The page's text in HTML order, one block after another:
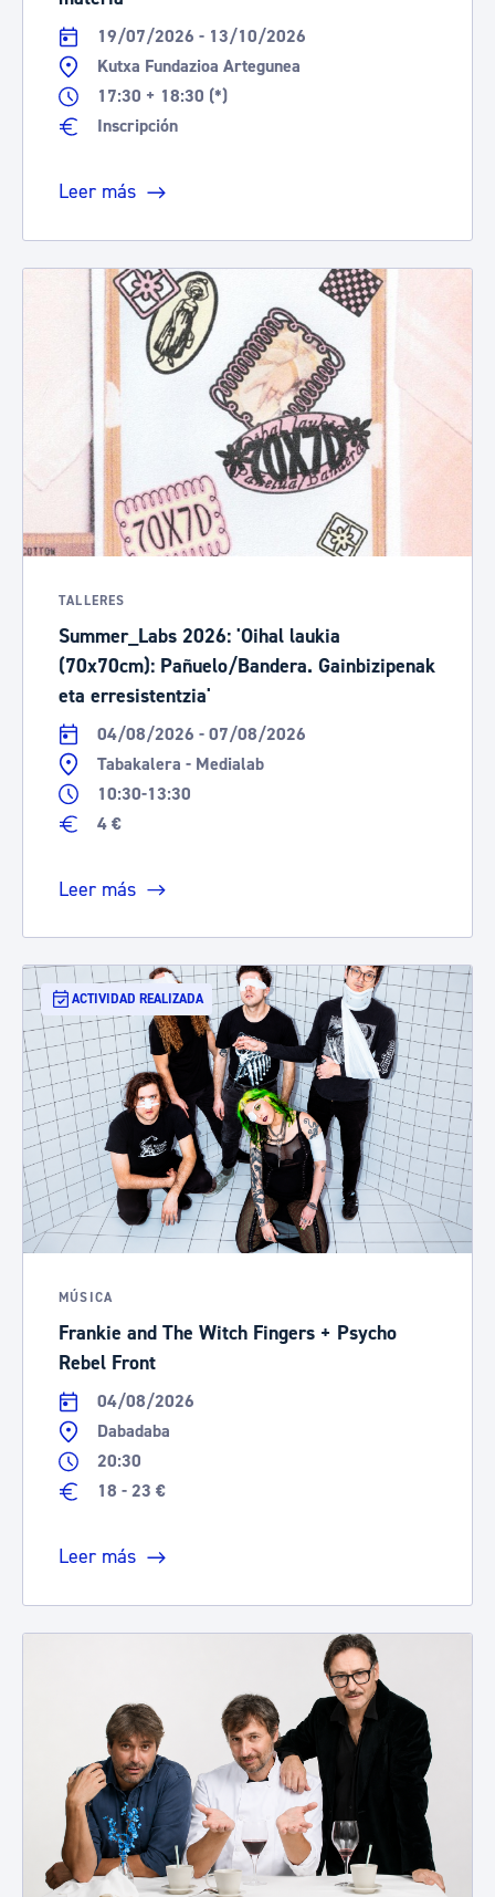
19/07/2026 - 13/10/2026
Kutxa Fundazioa Artegunea
17:30 + 18:30 (*)
Inscripción
Leer más
TALLERES
Summer_Labs 2026: 'Oihal laukia
(70x70cm): Pañuelo/Bandera. Gainbizipenak
eta erresistentzia'
04/08/2026 - 07/08/2026
Tabakalera - Medialab
10:30-13:30
4 €
Leer más
ACTIVIDAD REALIZADA
MÚSICA
Frankie and The Witch Fingers + Psycho
Rebel Front
04/08/2026
Dabadaba
20:30
18 - 23 €
Leer más